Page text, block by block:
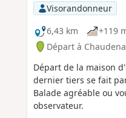
Visorandonneur
6,43 km
+119
Départ à
Départ de la maison
dernier tiers se fait
Balade agréable ou
observateur.